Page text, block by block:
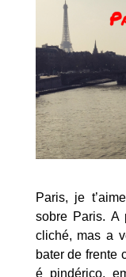
Paris, je
sobre Paris. A
cliché, mas a
bater de frente
é pindérico,